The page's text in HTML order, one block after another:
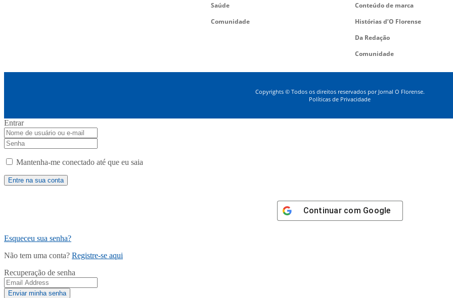
Saúde
Comunidade
Conteúdo de marca
Histórias d’O Florense
Da Redação
Comunidade
Copyrights © Todos os direitos reservados por Jornal O Florense.
Políticas de Privacidade
Entrar
Mantenha-me conectado até que eu saia
Continuar com Google
Esqueceu sua senha?
Não tem uma conta? Registre-se aqui
Recuperação de senha